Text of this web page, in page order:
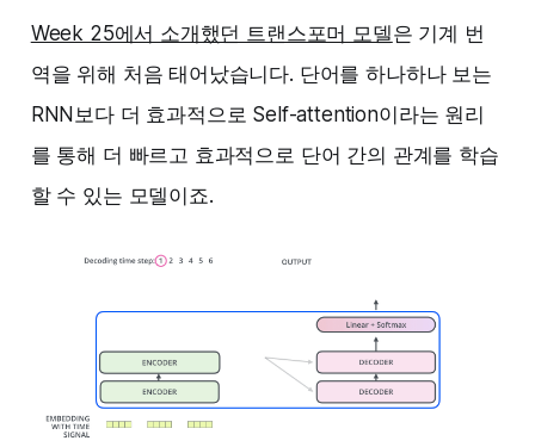
Week 25에서 소개했던 트랜스포머 모델은 기계 번
역을 위해 처음 태어났습니다. 단어를 하나하나 보는
RNN보다 더 효과적으로 Self-attention이라는 원리
를 통해 더 빠르고 효과적으로 단어 간의 관계를 학습
할 수 있는 모델이죠.